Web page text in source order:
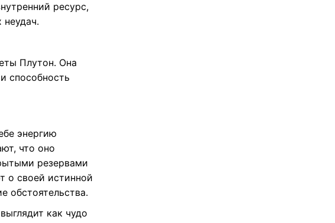
ресурс,
Плутон. Она
способность
энергию
что оно
резервами
о своей истинной
обстоятельства.
как чудо